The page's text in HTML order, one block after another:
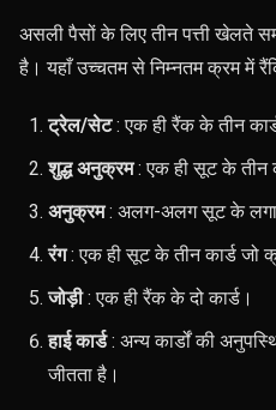
असली पैसों के लिए तीन पत्ती खेलते
है। यहाँ उच्चतम से निम्नतम क्रम में
ट्रेल/सेट: एक ही रैंक के तीन
शुद्ध अनुक्रम: एक ही सूट के तीन
अनुक्रम: अलग-अलग सूट के
रंग: एक ही सूट के तीन कार्ड जो
जोड़ी: एक ही रैंक के दो कार्ड।
हाई कार्ड: अन्य कार्डों की
जीतता है।